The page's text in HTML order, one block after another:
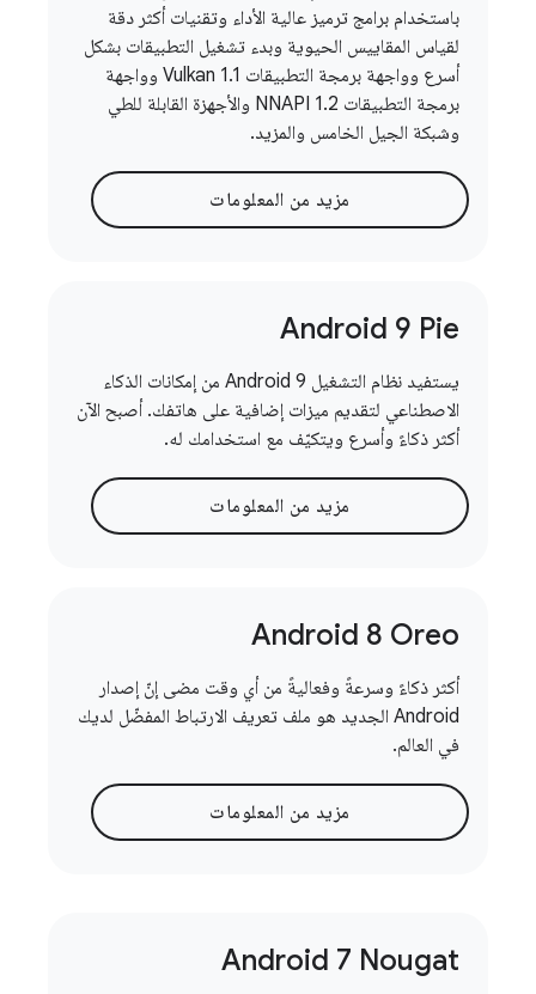
باستخدام برامج ترميز عالية الأداء وتقنيات أكثر دقة
لقياس المقاييس الحيوية وبدء تشغيل التطبيقات بشكل
أسرع وواجهة برمجة التطبيقات Vulkan 1.1 وواجهة
برمجة التطبيقات NNAPI 1.2 والأجهزة القابلة للطي
وشبكة الجيل الخامس والمزيد.
مزيد من المعلومات
Android 9 Pie
يستفيد نظام التشغيل Android 9 من إمكانات الذكاء
الاصطناعي لتقديم ميزات إضافية على هاتفك. أصبح الآن
أكثر ذكاءً وأسرع ويتكيّف مع استخدامك له.
مزيد من المعلومات
Android 8 Oreo
أكثر ذكاءً وسرعةً وفعاليةً من أي وقت مضى إنّ إصدار
Android الجديد هو ملف تعريف الارتباط المفضّل لديك
في العالم.
مزيد من المعلومات
Android 7 Nougat